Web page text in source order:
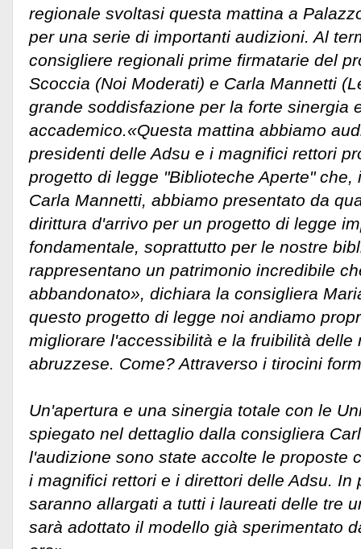
regionale svoltasi questa mattina a
per una serie di importanti audizioni. Al
consigliere regionali prime firmatarie del
Scoccia (Noi Moderati) e Carla Mannetti
grande soddisfazione per la forte sinergia
accademico. «Questa mattina abbiamo
presidenti delle Adsu e i magnifici rettori
progetto di legge "Biblioteche Aperte"
Carla Mannetti, abbiamo presentato da
dirittura d'arrivo per un progetto di legge
fondamentale, soprattutto per le nostre
rappresentano un patrimonio incredibile
abbandonato», dichiara la consigliera
questo progetto di legge noi andiamo
migliorare l'accessibilità e la fruibilità delle
abruzzese. Come? Attraverso i tirocini
Un'apertura e una sinergia totale con le
spiegato nel dettaglio dalla consigliera
l'audizione sono state accolte le proposte
i magnifici rettori e i direttori delle Adsu. In
saranno allargati a tutti i laureati delle tre
sarà adottato il modello già sperimentato